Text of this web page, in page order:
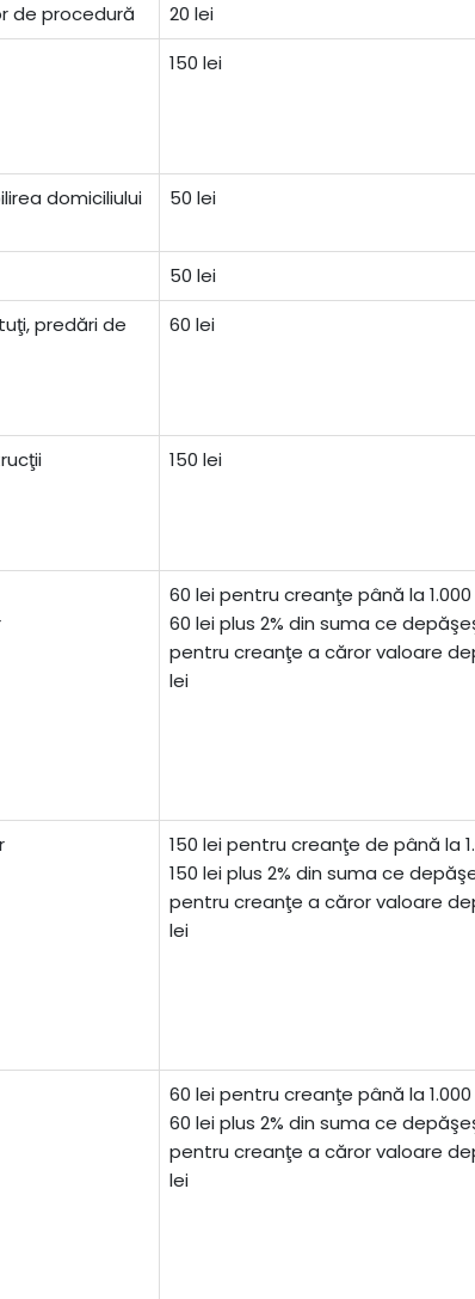
de procedură 20 lei
150 lei
domiciliului
50 lei
50 lei
predări de
60 lei
150 lei
60 lei pentru creanţe până la 1.000
60 lei plus 2% din suma ce
pentru creanţe a căror valoare
lei
150 lei pentru creanţe de până la
150 lei plus 2% din suma ce
pentru creanţe a căror valoare
lei
60 lei pentru creanţe până la 1.000
60 lei plus 2% din suma ce
pentru creanţe a căror valoare
lei